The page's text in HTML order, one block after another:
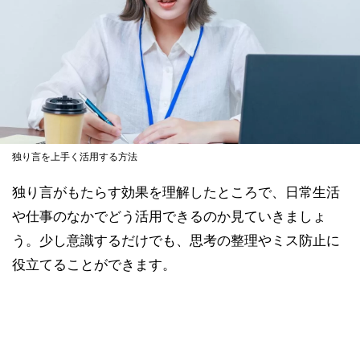
独り言を上手く活用する方法
独り言がもたらす効果を理解したところで、日常生活
や仕事のなかでどう活用できるのか見ていきましょ
う。少し意識するだけでも、思考の整理やミス防止に
役立てることができます。